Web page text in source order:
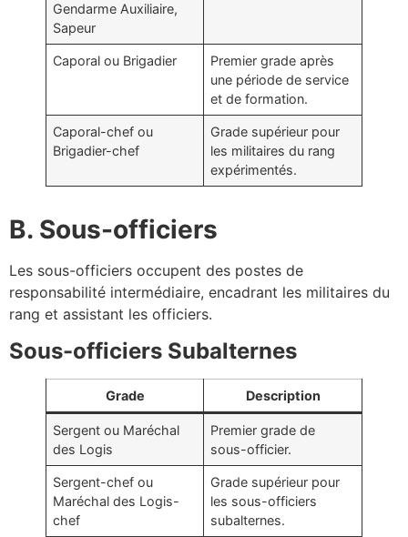
Gendarme Auxiliaire,
Sapeur
Caporal ou Brigadier
Premier grade après
une période de service
et de formation.
Caporal-chef ou
Brigadier-chef
Grade supérieur pour
les militaires du rang
expérimentés.
B. Sous-officiers
Les sous-officiers occupent des postes de
responsabilité intermédiaire, encadrant les militaires du
rang et assistant les officiers.
Sous-officiers Subalternes
Grade Description
Sergent ou Maréchal
des Logis
Premier grade de
sous-officier.
Sergent-chef ou
Maréchal des Logis-
chef
Grade supérieur pour
les sous-officiers
subalternes.